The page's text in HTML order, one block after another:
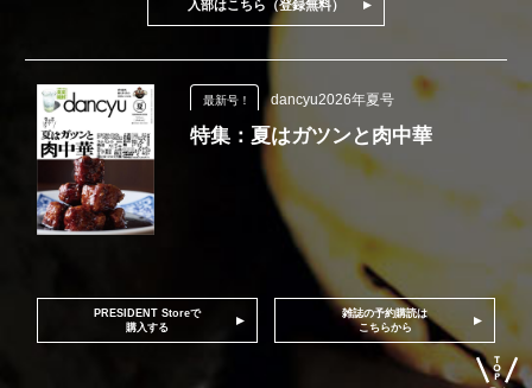
入部はこちら（登録無料）
最新号！ dancyu2026年夏号
特集：夏はガツンと肉中華
PRESIDENT Storeで
購入する
雑誌の予約購読は
こちらから